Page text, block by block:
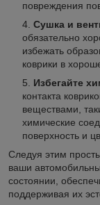
повреждения
Сушка и
обязательно
избежать
коврики в
Избегайте
контакта
веществами,
химические
поверхность и
Следуя этим
ваши
состоянии,
поддерживая их